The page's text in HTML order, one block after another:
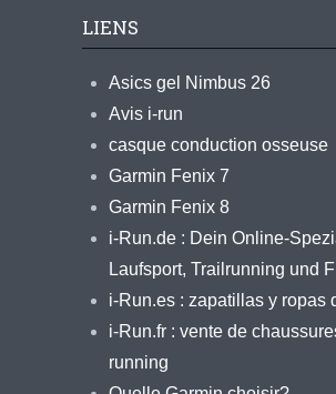
LIENS
Asics gel Nimbus 26
Avis i-run
casque conduction osseuse
Garmin Fenix 7
Garmin Fenix 8
i-Run.de : Dein Online-
Laufsport, Trailrunning und
i-Run.es : zapatillas y ropas
i-Run.fr : vente de
running